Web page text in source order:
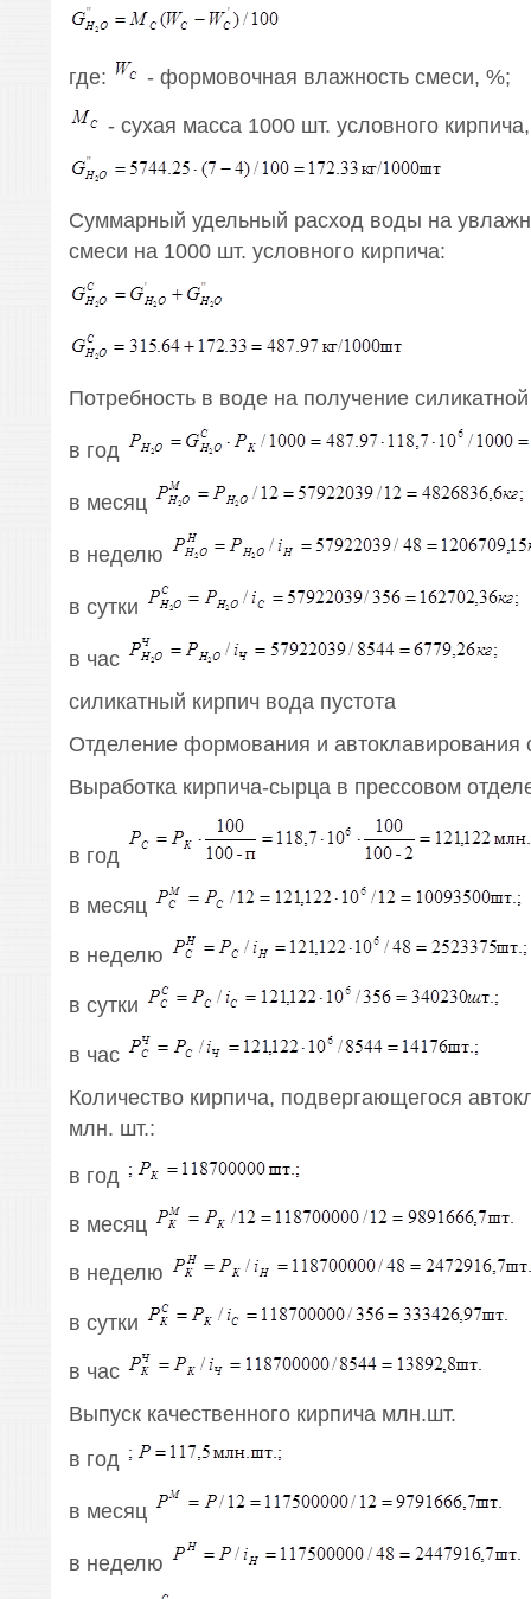
где: - формовочная влажность смеси, %;
- сухая масса 1000 шт. условного кирпича,
Суммарный удельный расход воды на
смеси на 1000 шт. условного кирпича:
Потребность в воде на получение
в год
в месяц
в неделю
в сутки
в час
силикатный кирпич вода пустота
Отделение формования и автоклавирования
Выработка кирпича-сырца в прессовом
в год
в месяц
в неделю
в сутки
в час
Количество кирпича, подвергающегося
млн. шт.:
в год
в месяц
в неделю
в сутки
в час
Выпуск качественного кирпича млн.шт.
в год
в месяц
в неделю